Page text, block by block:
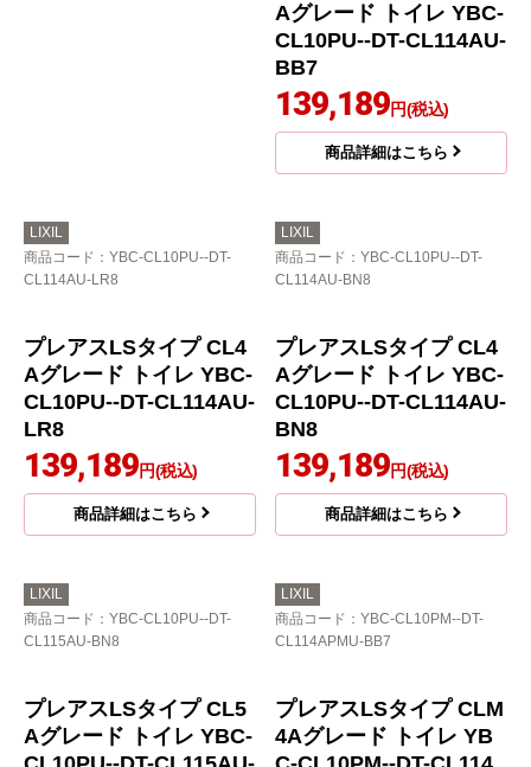
Aグレード トイレ YBC-
CL10PU--DT-CL114AU-
BB7
139,189円(税込)
商品詳細はこちら
LIXIL
商品コード ：YBC-CL10PU--DT-
CL114AU-LR8
Aグレード トイレ YBC-
CL10PU--DT-CL114AU-
LR8
商品詳細はこちら
LIXIL
商品コード ：YBC-CL10PU--DT-
CL114AU-BN8
Aグレード トイレ YBC-
CL10PU--DT-CL114AU-
BN8
商品詳細はこちら